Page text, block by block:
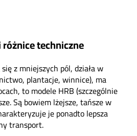
techniczne
z mniejszych pól, działa w
plantacje, winnice), ma
to modele HRB (szczególnie
Są bowiem lżejsze, tańsze w
je ponadto lepsza
transport.